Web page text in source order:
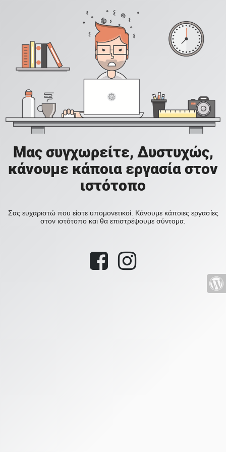
Μας συγχωρείτε, Δυστυχώς,
κάνουμε κάποια εργασία στον
ιστότοπο
Σας ευχαριστώ που είστε υπομονετικοί. Κάνουμε κάποιες εργασίες
στον ιστότοπο και θα επιστρέψουμε σύντομα.